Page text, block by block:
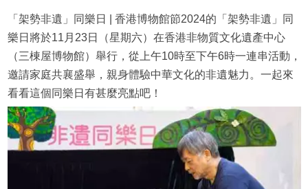
「架勢非遺」同樂日 | 香港博物館節2024的「架勢非遺」同
樂日將於11月23日（星期六）在香港非物質文化遺產中心
（三棟屋博物館）舉行，從上午10時至下午6時一連串活動，
邀請家庭共襄盛舉，親身體驗中華文化的非遺魅力。一起來
看看這個同樂日有甚麼亮點吧！